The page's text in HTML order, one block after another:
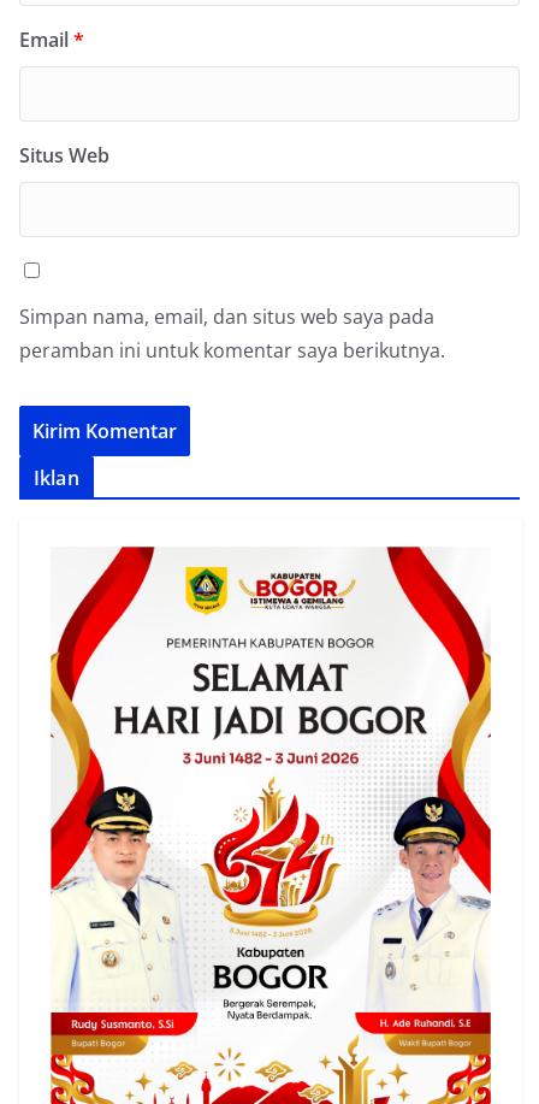
Email*
Situs Web
Simpan nama, email, dan situs web saya pada
peramban ini untuk komentar saya berikutnya.
Iklan